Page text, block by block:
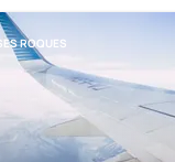
ROQUES